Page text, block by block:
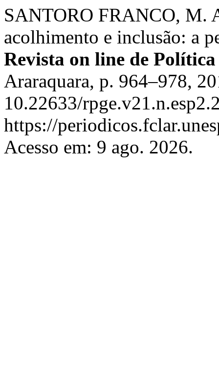
SANTORO FRANCO, M.
acolhimento e inclusão: a
Revista on line de
Araraquara, p. 964–978,
10.22633/
https://
Acesso em: 9 ago. 2026.